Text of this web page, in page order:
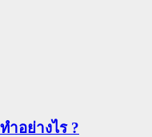
ำอย่างไร ?